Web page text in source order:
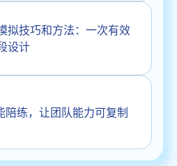
拟技巧和方法：一次有效
设计
陪练，让团队能力可复制